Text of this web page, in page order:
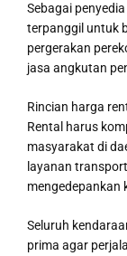
Sebagai
terpanggil untuk
pergerakan
jasa angkutan
Rincian harga
Rental harus
masyarakat di
layanan
mengedepankan
Seluruh
prima agar